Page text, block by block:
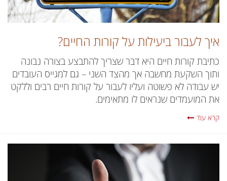
איך לעבור ביעילות על קורות החיים?
כתיבת קורות חיים היא דבר שצריך להתבצע בצורה נבונה
ותוך השקעת מחשבה אך מהצד השני – גם למגייס העובדים
יש עבודה לא פשוטה ועליו לעבור על קורות חיים רבים וללקט
את המועמדים שנראים לו מתאימים.
קרא עוד